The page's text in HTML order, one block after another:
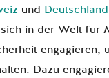
und
in der Welt für
engagieren,
Dazu